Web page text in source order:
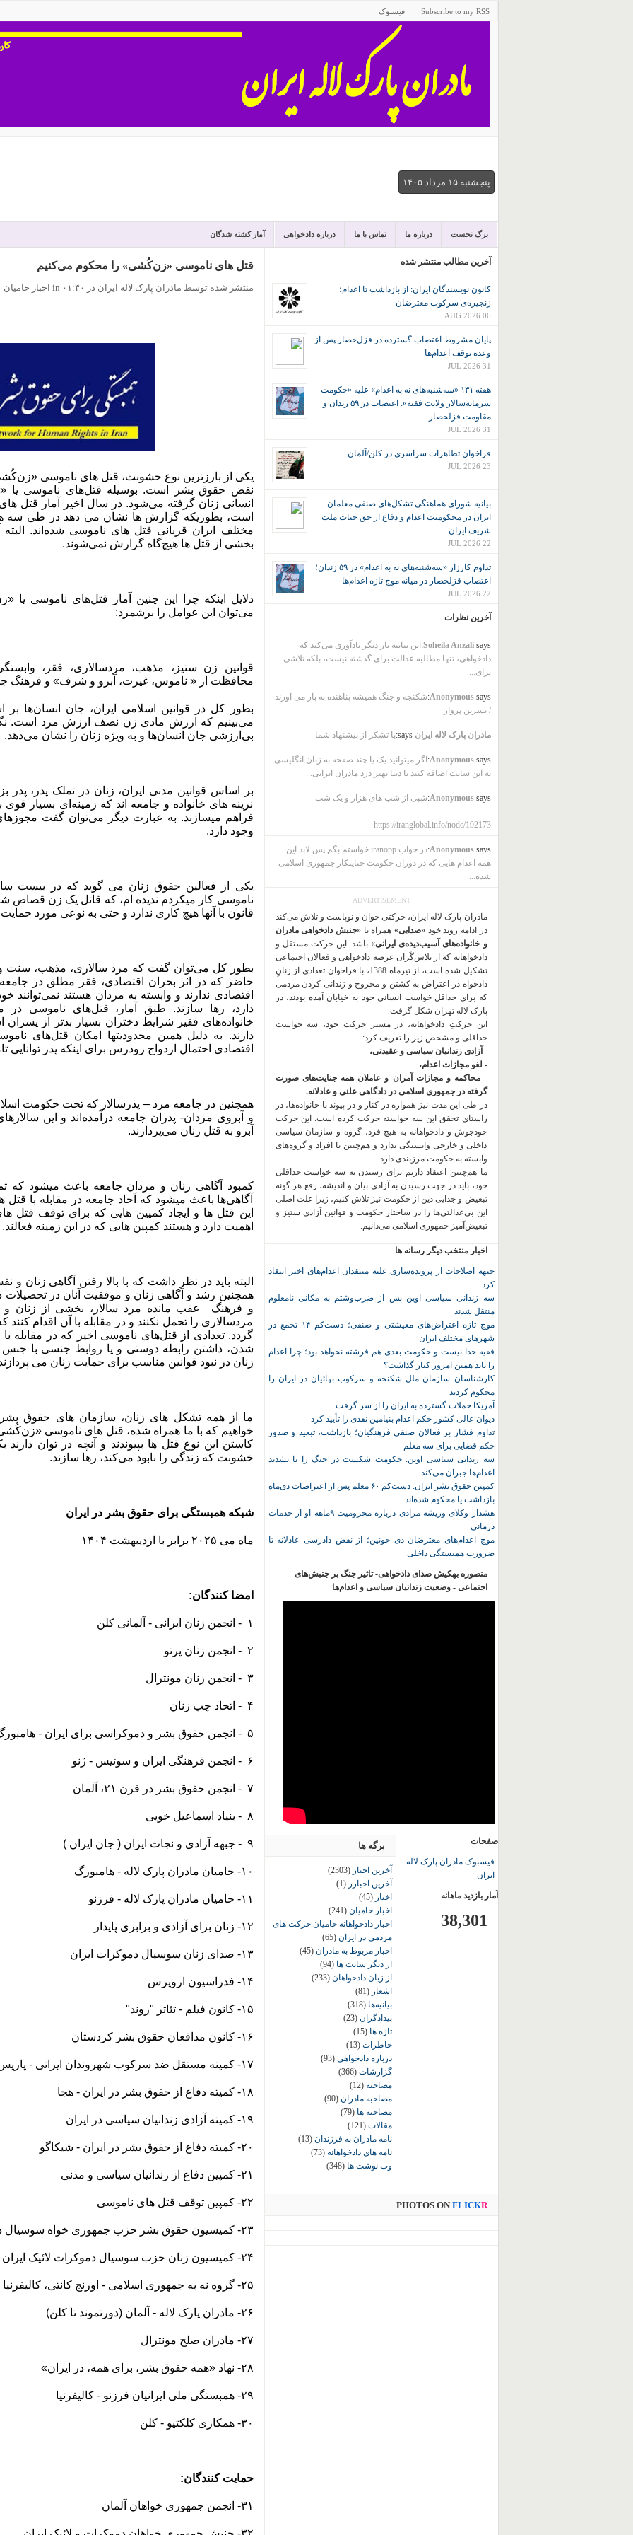
Subscribe to my RSS فیسبوک
پنجشنبه ۱۵ مرداد ۱۴۰۵
برگ نخست درباره ما تماس با ما درباره دادخواهی آمار کشته شدگان
قتل های ناموسی «زن‌کُشی» را محکوم می‌کنیم
منتشر شده توسط مادران پارک لاله ایران در ۰۱:۴۰ in اخبار حامیان
یکی از بارزترین نوع خشونت، قتل های ناموسی
نقض حقوق بشر است. بوسیله قتل‌های ناموسی یا
انسانی زنان گرفته می‌شود. در سال اخیر آمار قتل
مختلف ایران قربانی قتل های ناموسی شده‌اند.
بخشی از قتل ها هیچ‌گاه گزارش نمی‌شوند.
دلایل اینکه چرا این چنین آمار قتل‌های ناموسی
می‌توان این عوامل را برشمرد:
قوانین زن ستیز، مذهب، مردسالاری، فقر،
محافظت از « ناموس، غیرت، آبرو و شرف» و فرهنگ
بطور کل در قوانین اسلامی ایران، جان انسان‌ها
می‌بینیم که ارزش مادی زن نصف ارزش مرد است.
بی‌ارزشی جان انسان‌ها و به ویژه زنان را نشان می‌دهد.
بر اساس قوانین مدنی ایران، زنان در تملک پدر،
نرینه های خانواده و جامعه اند که زمینه‌ای بسیار
فراهم میسازند. به عبارت دیگر می‌توان گفت
وجود دارد.
یکی از فعالین حقوق زنان می گوید که در بیست
ناموسی کار میکردم ندیده ام، که قاتل یک زن قصاص
قانون با آنها هیچ کاری ندارد و حتی به نوعی مورد حمایت
بطور کل می‌توان گفت که مرد سالاری، مذهب، سنت
حاضر که در اثر بحران اقتصادی، فقر مطلق در جامعه
اقتصادی ندارند و وابسته به مردان هستند
دارد، رها سازند. طبق آمار، قتل‌های ناموسی
خانواده‌های فقیر شرایط دختران بسیار بدتر از
دارند. به دلیل همین محدودیتها امکان قتل‌های
اقتصادی احتمال ازدواج زودرس برای اینکه پدر توانایی
همچنین در جامعه مرد – پدرسالار که تحت حکومت
و آبروی مردان- پدران جامعه درآمده‌اند و این
آبرو به قتل زنان می‌پردازند.
کمبود آگاهی زنان و مردان جامعه باعث میشود که
آگاهی‌ها باعث میشود که آحاد جامعه در مقابله با
این قتل ها و ایجاد کمپین هایی که برای توقف قتل
اهمیت دارد و هستند کمپین هایی که در این زمینه فعالند.
البته باید در نظر داشت که با بالا رفتن آگاهی زنان
همچنین رشد و آگاهی زنان و موفقیت آنان در
و فرهنگ
عقب مانده مرد سالار، بخشی از
مردسالاری را تحمل نکنند و در مقابله با آن اقدام
گردد. تعدادی از قتل‌های ناموسی اخیر که در مقابله
شدن، داشتن رابطه دوستی و یا روابط جنسی با جنس
زنان در نبود قوانین مناسب برای حمایت زنان می
ما از همه تشکل های زنان، سازمان های حقوق
خواهیم که با ما همراه شده، قتل های ناموسی
کاستن این نوع قتل ها بپیوندند و آنچه در توان دارند
خشونت که زندگی را نابود می‌کند، رها سازند.
شبکه همبستگی برای حقوق بشر در ایران
ماه می ۲۰۲۵ برابر با اردیبهشت ۱۴۰۴
امضا کنندگان:
۱ - انجمن زنان ایرانی - آلمانی کلن
۲ - انجمن زنان پرتو
۳ - انجمن زنان مونترال
۴ - اتحاد چپ زنان
۵ - انجمن حقوق بشر و دموکراسی برای ایران -
۶ - انجمن فرهنگی ایران و سوئیس - ژنو
۷ - انجمن حقوق بشر در قرن ۲۱، آلمان
۸ - بنیاد اسماعیل خویی
۹ - جبهه آزادی و نجات ایران ( جان ایران )
۱۰- حامیان مادران پارک لاله - هامبورگ
۱۱- حامیان مادران پارک لاله - فرزنو
۱۲- زنان برای آزادی و برابری پایدار
۱۳- صدای زنان سوسیال دموکرات ایران
۱۴- فدراسیون اروپرس
۱۵- کانون فیلم - تئاتر "روند"
۱۶- کانون مدافعان حقوق بشر کردستان
۱۷- کمیته مستقل ضد سرکوب شهروندان ایرانی - پاریس
۱۸- کمیته دفاع از حقوق بشر در ایران - هجا
۱۹- کمیته آزادی زندانیان سیاسی در ایران
۲۰- کمیته دفاع از حقوق بشر در ایران - شیکاگو
۲۱- کمپین دفاع از زندانیان سیاسی و مدنی
۲۲- کمپین توقف قتل های ناموسی
۲۳- کمیسیون حقوق بشر حزب جمهوری خواه سوسیال دموکرات و لائیک ایران
۲۴- کمیسیون زنان حزب سوسیال دموکرات لائیک ایران
۲۵- گروه نه به جمهوری اسلامی - اورنج کانتی، کالیفرنیا
۲۶- مادران پارک لاله - آلمان (دورتموند تا کلن)
۲۷- مادران صلح مونترال
۲۸- نهاد «همه حقوق بشر، برای همه، در ایران»
۲۹- همبستگی ملی ایرانیان فرزنو - کالیفرنیا
۳۰- همکاری کلکتیو - کلن
حمایت کنندگان:
۳۱- انجمن جمهوری خواهان آلمان
آخرین مطالب منتشر شده
کانون نويسندگان ايران: از بازداشت تا اعدام؛
زنجیره‌ی سرکوب معترضان
06 AUG 2026
پایان مشروط اعتصاب گسترده در قزل‌حصار پس از
وعده توقف اعدام‌ها
31 JUL 2026
هفته ۱۳۱ «سه‌شنبه‌های نه به اعدام» علیه «حکومت
سرمایه‌سالار ولایت فقیه»: اعتصاب در ۵۹ زندان و
مقاومت قزلحصار
31 JUL 2026
فراخوان تظاهرات سراسری در کلن/آلمان
23 JUL 2026
بیانیه شورای هماهنگی تشکل‌های صنفی معلمان
ایران در محکومیت اعدام و دفاع از حق حیات ملت
شریف ایران
22 JUL 2026
تداوم کارزار «سه‌شنبه‌های نه به اعدام» در ۵۹ زندان؛
اعتصاب قزلحصار در میانه موج تازه اعدام‌ها
22 JUL 2026
آخرین نظرات
Soheila Anzalisays:
این بیانیه بار دیگر یادآوری می‌کند که
دادخواهی، تنها مطالبه عدالت برای گذشته نیست، بلکه تلاشی
برای...
Anonymoussays:
شکنجه و جنگ همیشه پناهنده به بار می آورند
/ نسرین پرواز
مادران پارک لاله ایران says: با تشکر از پیشنهاد شما.
Anonymoussays:
اگر میتوانید یک یا چند صفحه به زبان انگلیسی
به این سایت اضافه کنید تا دنیا بهتر درد مادران ایرانی...
Anonymoussays: شبی از شب های هزار و یک شب
https://iranglobal.info/node/192173
Anonymoussays:
در جواب iranopp خواستم بگم پس لابد این
همه اعدام هایی که در دوران حکومت جنایتکار جمهوری اسلامی
شده...
ADVERTISEMENT
مادران پارک لاله ایران، حرکتی جوان و نوپاست و تلاش می‌کند
در ادامه روند خود «صدایی» همراه با «جنبش دادخواهی مادران
و خانواده‌های آسیب‌دیده‌ی ایرانی» باشد. این حرکت مستقل و
دادخواهانه که از تلاش‌گَران عرصه دادخواهی و فعالان اجتماعی
تشکیل شده است، از تیرماه 1388، با فراخوان تعدادی از زنانِ
دادخواه در اعتراض به کشتن و مجروح و زندانی کردن مردمی
که برای حداقل خواست انسانی خود به خیابان آمده بودند، در
پارک لاله تهران شکل گرفت.
این حرکتِ دادخواهانه، در مسیر حرکت خود، سه خواست
حداقلی و مشخص زیر را تعریف کرد:
- آزادی زندانیان سیاسی و عقیدتی،
- لغو مجازات اعدام،
- محاکمه و مجازات آمران و عاملان همه جنایت‌های صورت
گرفته در جمهوری اسلامی در دادگاهی علنی و عادلانه.
در طی این مدت نیز همواره در کنار و در پیوند با خانواده‌ها، در
راستای تحقق این سه خواسته حرکت کرده است. این حرکت
خودجوش و دادخواهانه به هیچ فرد، گروه و سازمان سیاسی
داخلی و خارجی وابستگی ندارد و هم‌چنین با افراد و گروه‌های
وابسته به حکومت مرزبندی دارد.
ما هم‌چنین اعتقاد داریم برای رسیدن به سه خواست حداقلی
خود، باید در جهت رسیدن به آزادی بیان و اندیشه، رفع هر گونه
تبعیض و جدایی دین از حکومت نیز تلاش کنیم، زیرا علت اصلی
این بی‌عدالتی‌ها را در ساختار حکومت و قوانین آزادی ستیز و
تبعیض‌آمیز جمهوری اسلامی می‌دانیم.
اخبار منتخب دیگر رسانه ها
جبهه اصلاحات از پرونده‌سازی علیه منتقدان اعدام‌های اخیر انتقاد
کرد
سه زندانی سیاسی اوین پس از ضرب‌وشتم به مکانی نامعلوم
منتقل شدند
موج تازه اعتراض‌های معیشتی و صنفی؛ دست‌کم ۱۴ تجمع در
شهرهای مختلف ایران
فقیه خدا نیست و حکومت بعدی هم فرشته نخواهد بود؛ چرا اعدام
را باید همین امروز کنار گذاشت؟
کارشناسان سازمان ملل شکنجه و سرکوب بهائیان در ایران را
محکوم کردند
آمریکا حملات گسترده به ایران را از سر گرفت
دیوان عالی کشور حکم اعدام بنیامین نقدی را تأیید کرد
تداوم فشار بر فعالان صنفی فرهنگیان؛ بازداشت، تبعید و صدور
حکم قضایی برای سه معلم
سه زندانی سیاسی اوین: حکومت شکست در جنگ را با تشدید
اعدام‌ها جبران می‌کند
کمپین حقوق بشر ایران: دست‌کم ۶۰ معلم پس از اعتراضات دی‌ماه
بازداشت یا محکوم شده‌اند
هشدار وکلای وریشه مرادی درباره محرومیت ۹ماهه او از خدمات
درمانی
موج اعدام‌های معترضان دی‌ خونین؛ از نقض دادرسی عادلانه تا
ضرورت همبستگی داخلی
منصوره بهکیش صدای دادخواهی- تاثیر جنگ بر جنبش‌های
اجتماعی - وضعیت زندانیان سیاسی و اعدام‌ها
برگه ها
آخرین اخبار (2303)
آخرین اخبارر (1)
اخبار (45)
اخبار حامیان (241)
اخبار دادخواهانه حامیان حرکت های
مردمی در ایران (65)
اخبار مربوط به مادران (45)
از دیگر سایت ها (94)
از زبان دادخواهان (233)
اشعار (81)
بیانیه‌ها (318)
بیدادگران (23)
تازه ها (15)
خاطرات (13)
درباره دادخواهی (93)
گزارشات (366)
مصاحبه (12)
مصاحبه مادران (90)
مصاحبه ها (79)
مقالات (121)
نامه مادران به فرزندان (13)
نامه های دادخواهانه (73)
وب نوشت ها (348)
صفحات
فیسبوک مادران پارک لاله
ایران
آمار بازدید ماهانه
38,301
PHOTOS ON FLICKR